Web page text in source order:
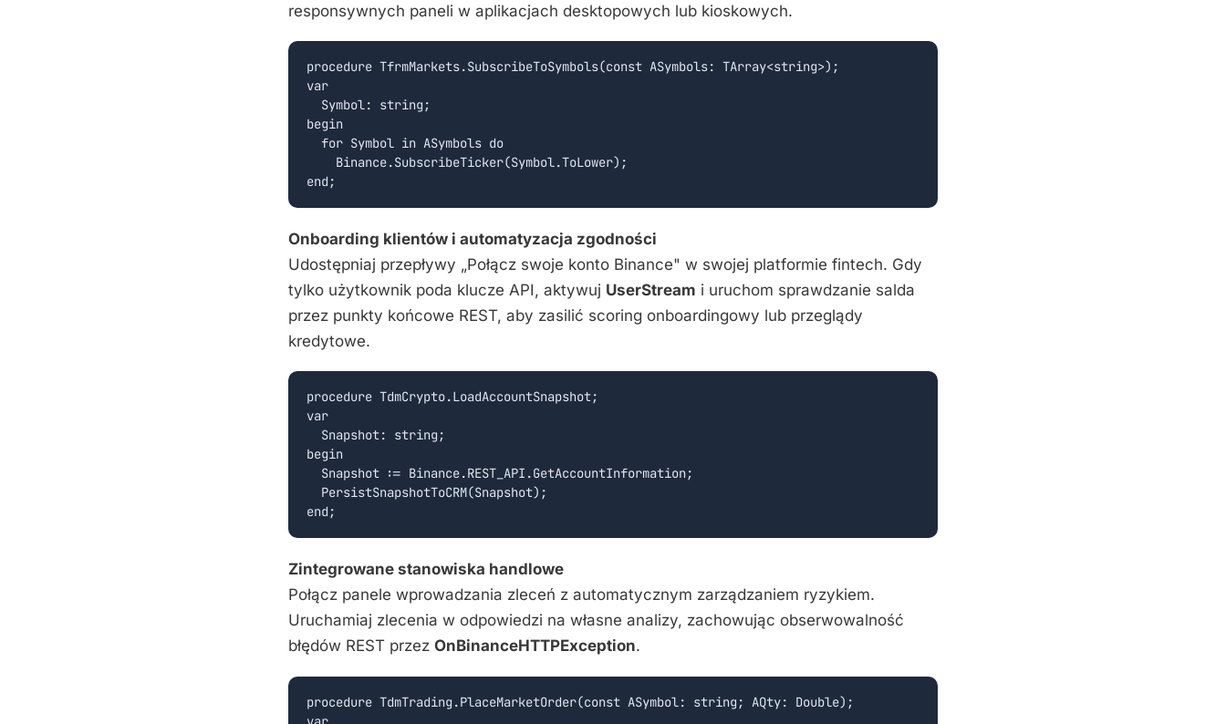
responsywnych paneli w aplikacjach desktopowych lub kioskowych.
procedure TfrmMarkets.SubscribeToSymbols(const ASymbols: TArray<string>);
var
  Symbol: string;
begin
  for Symbol in ASymbols do
    Binance.SubscribeTicker(Symbol.ToLower);
Onboarding klientów i automatyzacja zgodności
Udostępniaj przepływy „Połącz swoje konto Binance" w swojej platformie fintech. Gdy
tylko użytkownik poda klucze API, aktywuj UserStream i uruchom sprawdzanie salda
przez punkty końcowe REST, aby zasilić scoring onboardingowy lub przeglądy
kredytowe.
procedure TdmCrypto.LoadAccountSnapshot;
var
  Snapshot: string;
begin
  Snapshot := Binance.REST_API.GetAccountInformation;
  PersistSnapshotToCRM(Snapshot);
Zintegrowane stanowiska handlowe
Połącz panele wprowadzania zleceń z automatycznym zarządzaniem ryzykiem.
Uruchamiaj zlecenia w odpowiedzi na własne analizy, zachowując obserwowalność
błędów REST przez OnBinanceHTTPException.
procedure TdmTrading.PlaceMarketOrder(const ASymbol: string; AQty: Double);